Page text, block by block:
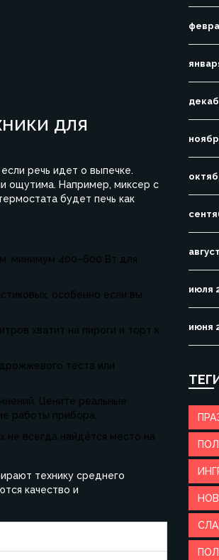
для
речь идет о выпечке.
ощутима. Например, миксер с
будет печь как
минимум 400–600 Вт для
особенно если вы
хватит на пироги и торт к
теста или
Цените реальные
работы прибора.
не всегда найдётся место на
технику среднего
качество и
июля
июня